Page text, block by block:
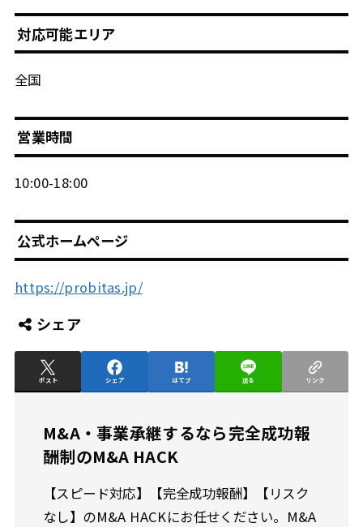
対応可能エリア
全国
営業時間
10:00-18:00
公式ホームページ
https://probitas.jp/
シェア
ポスト シェア はてブ 送る リンク
M&A・事業承継するなら完全成功報
酬制のM&A HACK
【スピード対応】【完全成功報酬】【リスク
なし】のM&A HACKにお任せください。M&A